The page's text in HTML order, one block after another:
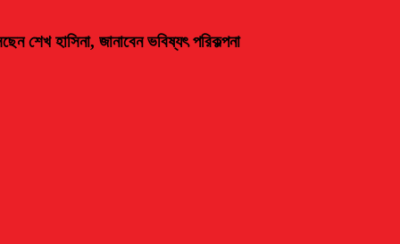
শেখ হাসিনা, জানাবেন ভবিষ্যৎ পরিকল্পনা